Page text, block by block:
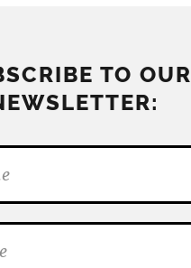
TO OUR